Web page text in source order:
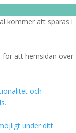
kommer att sparas i
för att hemsidan över
och
under ditt